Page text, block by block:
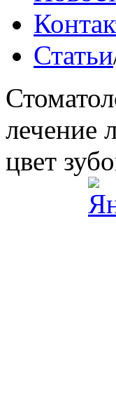
Статьи
лечение
цвет